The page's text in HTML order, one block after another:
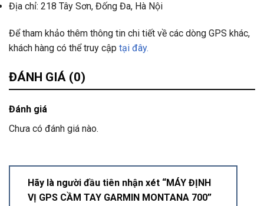
Địa chỉ: 218 Tây Sơn, Đống Đa, Hà Nội
Để tham khảo thêm thông tin chi tiết về các dòng GPS khác,
khách hàng có thể truy cập tại đây.
ĐÁNH GIÁ (0)
Đánh giá
Chưa có đánh giá nào.
Hãy là người đầu tiên nhận xét “MÁY ĐỊNH
VỊ GPS CẦM TAY GARMIN MONTANA 700”